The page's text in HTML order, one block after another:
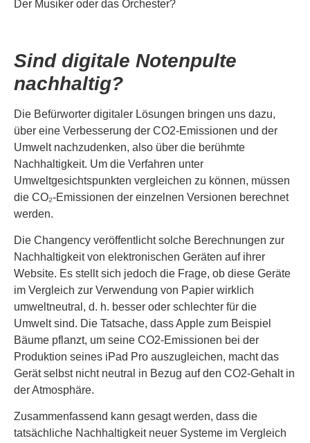
Der Musiker oder das Orchester?
Sind digitale Notenpulte
nachhaltig?
Die Befürworter digitaler Lösungen bringen uns dazu,
über eine Verbesserung der CO2-Emissionen und der
Umwelt nachzudenken, also über die berühmte
Nachhaltigkeit. Um die Verfahren unter
Umweltgesichtspunkten vergleichen zu können, müssen
die CO₂-Emissionen der einzelnen Versionen berechnet
werden.
Die Changency veröffentlicht solche Berechnungen zur
Nachhaltigkeit von elektronischen Geräten auf ihrer
Website. Es stellt sich jedoch die Frage, ob diese Geräte
im Vergleich zur Verwendung von Papier wirklich
umweltneutral, d. h. besser oder schlechter für die
Umwelt sind. Die Tatsache, dass Apple zum Beispiel
Bäume pflanzt, um seine CO2-Emissionen bei der
Produktion seines iPad Pro auszugleichen, macht das
Gerät selbst nicht neutral in Bezug auf den CO2-Gehalt in
der Atmosphäre.
Zusammenfassend kann gesagt werden, dass die
tatsächliche Nachhaltigkeit neuer Systeme im Vergleich